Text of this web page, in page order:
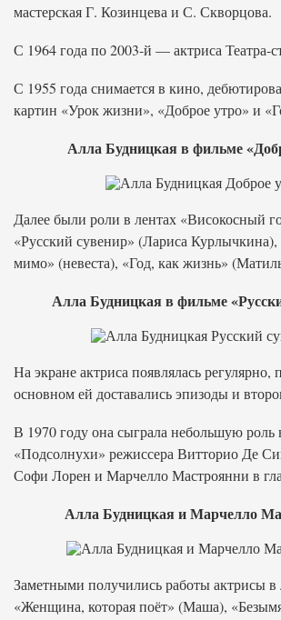
мастерская Г. Козинцева и С. Скворцова.
С 1964 года по 2003-й — актриса Театра-
С 1955 года снимается в кино,
картин «Урок жизни», «Доброе утро» и
Алла Будницкая в фильме
Далее были роли в лентах «Високосный
«Русский сувенир» (Лариса
мимо» (невеста), «Год, как жизнь»
Алла Будницкая в фильме
На экране актриса появлялась регулярно,
основном ей доставались эпизоды и
В 1970 году она сыграла небольшую роль
«Подсолнухи» режиссера Витторио Де
Софи Лорен и Марчелло Мастроянни в
Алла Будницкая и Марчелло
Заметными получились работы актрисы в
«Женщина, которая поёт» (Маша),